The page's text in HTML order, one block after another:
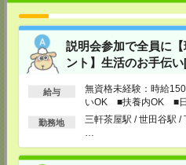
説明会参加で全員に
ント】生活のお手伝
給与
無資格未経験：時給
いOK ■扶養内OK ■
以上
勤務地
三軒茶屋駅 / 世田谷駅 /
メディカルケア事業部 立川事業所
東京都立川市錦町1-12-14
TEL：0120-934-200
MAIL：tenshoku@nikken-ts.jp
メディカルケア事業部 町田オフィス
東京都町田市森野1-7-23 大樹生命町
TEL：0120-453-285
MAIL：tenshoku@nikken-ts.jp
担当：採用担当